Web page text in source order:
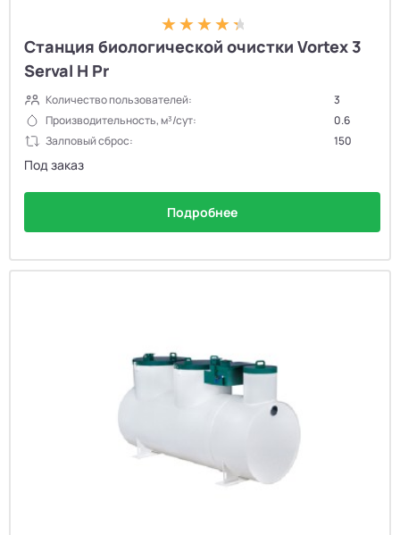
Станция биологической очистки Vortex 3
Serval H Pr
Количество пользователей:
3
Производительность, м³/сут:
0.6
Залповый сброс:
150
Под заказ
Подробнее